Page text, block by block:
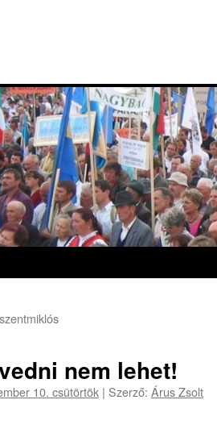
nem lehet!
10. csütörtök | Szerző: Árus Zsolt